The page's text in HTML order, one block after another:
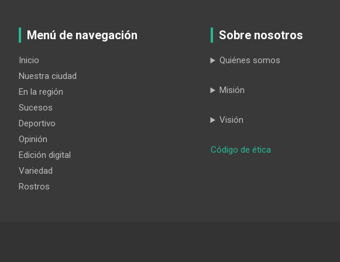
Menú de navegación
Inicio
Nuestra ciudad
En la región
Sucesos
Deportivo
Opinión
Edición digital
Variedad
Rostros
Sobre nosotros
Quiénes somos
Misión
Visión
Código de ética: